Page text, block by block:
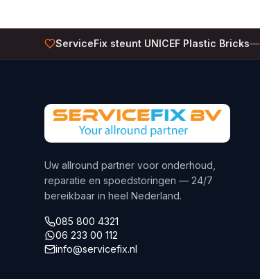
ServiceFix steunt UNICEF Plastic Bricks—
Uw allround partner voor onderhoud,
reparatie en spoedstoringen — 24/7
bereikbaar in heel Nederland.
085 800 4321
06 233 00 112
info@servicefix.nl